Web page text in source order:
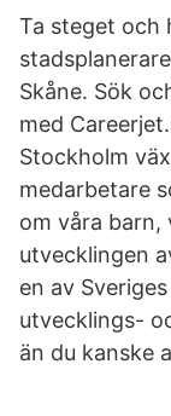
Ta steget och
Skåne. Sök
med
Stockholm
medarbetare
om våra barn,
utvecklingen
en av
utvecklings-
än du kanske